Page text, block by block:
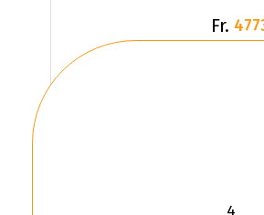
Fr.